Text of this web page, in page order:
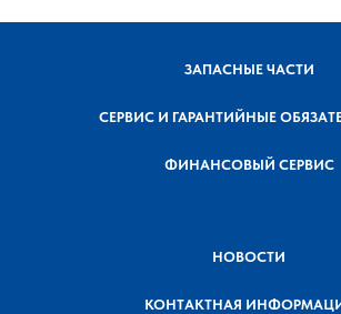
ЗАПАСНЫЕ ЧАСТИ
СЕРВИС И ГАРАНТИЙНЫЕ
ФИНАНСОВЫЙ СЕРВИС
НОВОСТИ
КОНТАКТНАЯ